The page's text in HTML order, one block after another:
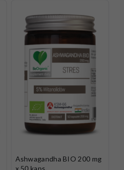
Ashwagandha BIO 200 mg
x 50 kaps.